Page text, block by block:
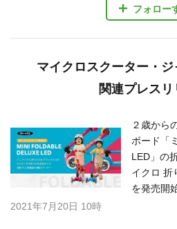
フォロー
マイクロスクーター・
関連プレスリ
２歳から
ボード「
LED」の
イクロ 折
を発売開
2021年7月20日 10時